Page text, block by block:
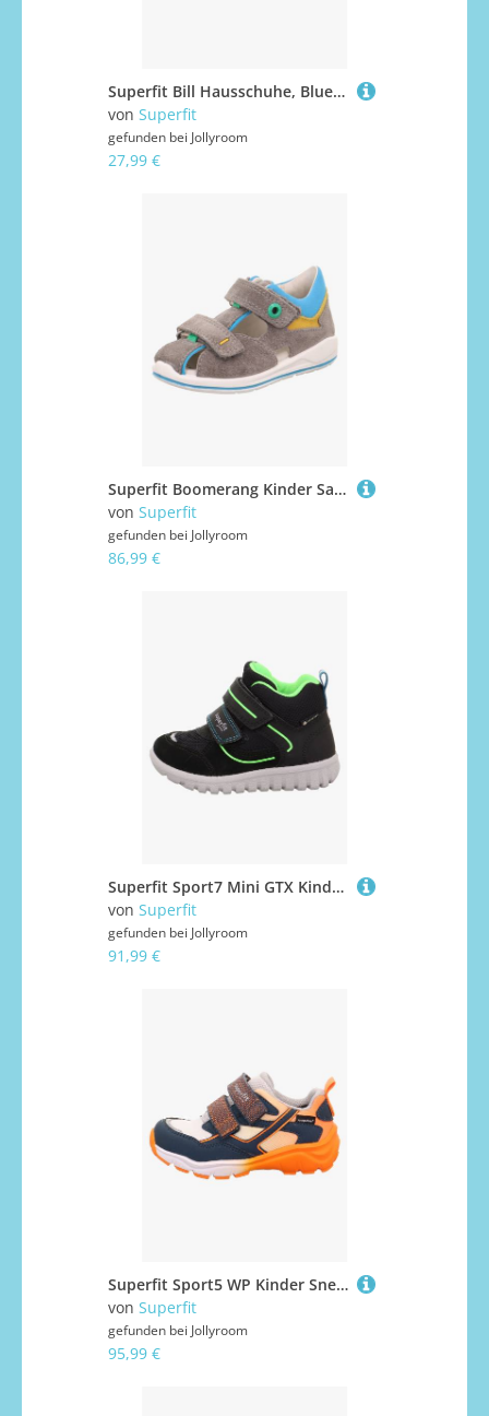
Superfit Bill Hausschuhe, Blue, 24
von Superfit
gefunden bei Jollyroom
27,99 €
Superfit Boomerang Kinder Sandalen, Grau/Türkis, 27
von Superfit
gefunden bei Jollyroom
86,99 €
Superfit Sport7 Mini GTX Kinder Sneaker, Black/Light Green, 24, Kinderschuhe
von Superfit
gefunden bei Jollyroom
91,99 €
Superfit Sport5 WP Kinder Sneaker, Blau/Orange, 26, Kinderschuhe
von Superfit
gefunden bei Jollyroom
95,99 €